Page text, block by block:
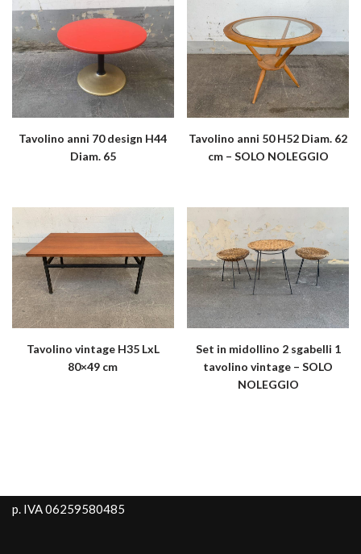
Tavolino anni 70 design H44
Diam. 65
Tavolino anni 50 H52 Diam. 62
cm – SOLO NOLEGGIO
Tavolino vintage H35 LxL
80×49 cm
Set in midollino 2 sgabelli 1
tavolino vintage – SOLO
NOLEGGIO
p. IVA 06259580485